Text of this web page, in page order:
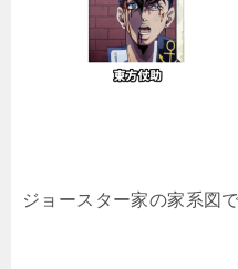
ジョースター家の家系図で